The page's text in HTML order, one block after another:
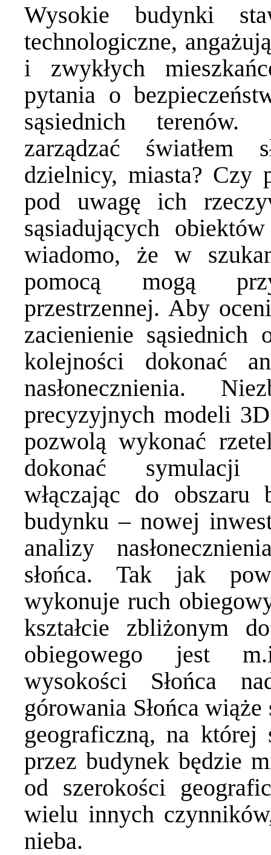
Wysokie budynki
technologiczne,
i zwykłych
pytania o
sąsiednich
zarządzać
dzielnicy, miasta? Czy
pod uwagę ich
sąsiadujących
wiadomo, że w
pomocą mogą
przestrzennej. Aby
zacienienie sąsiednich
kolejności dokonać
nasłonecznienia.
precyzyjnych modeli
pozwolą wykonać
dokonać symulacji
włączając do obszaru
budynku – nowej
analizy
słońca. Tak jak
wykonuje ruch
kształcie zbliżonym
obiegowego jest
wysokości Słońca
górowania Słońca
geograficzną, na której
przez budynek będzie
od szerokości
wielu innych
nieba.